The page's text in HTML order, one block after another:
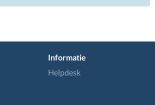
Informatie
Helpdesk